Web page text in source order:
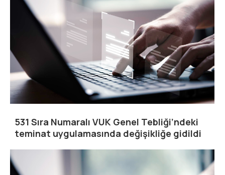
531 Sıra Numaralı VUK Genel Tebliği’ndeki
teminat uygulamasında değişikliğe gidildi